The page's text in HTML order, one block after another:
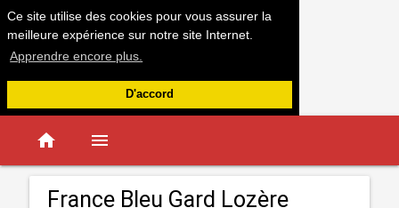
Ce site utilise des cookies pour vous assurer la
meilleure expérience sur notre site Internet.
Apprendre encore plus.
D'accord
home menu
France Bleu Gard Lozère